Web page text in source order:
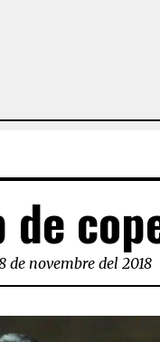
de
de novembre del 2018